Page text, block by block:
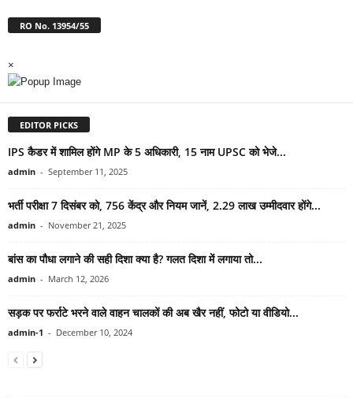
RO No. 13954/55
×
EDITOR PICKS
IPS कैडर में शामिल होंगे MP के 5 अधिकारी, 15 नाम UPSC को भेजे...
admin - September 11, 2025
भर्ती परीक्षा 7 दिसंबर को, 756 केंद्र और नियम जानें, 2.29 लाख उम्मीदवार होंगे...
admin - November 21, 2025
बांस का पौधा लगाने की सही दिशा क्या है? गलत दिशा में लगाया तो...
admin - March 12, 2026
सड़क पर फर्राटे भरने वाले वाहन चालकों की अब खैर नहीं, फोटो या वीडियो...
admin-1 - December 10, 2024